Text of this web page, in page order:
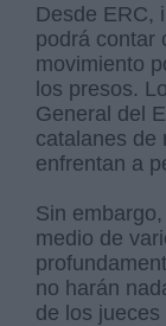
Desde ERC,
podrá contar
movimiento
los presos.
General del
catalanes de
enfrentan a
Sin
medio de
no harán
de los